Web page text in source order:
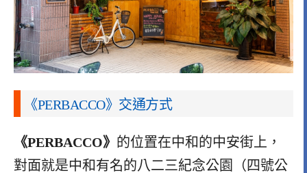
《PERBACCO》交通方式
《PERBACCO》 的位置在中和的中安街上，
對面就是中和有名的八二三紀念公園（四號公